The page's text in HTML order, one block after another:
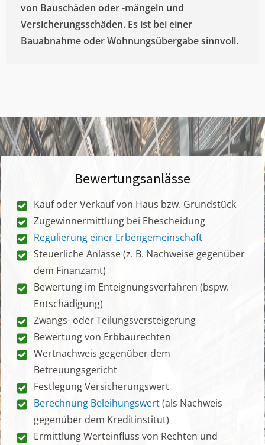
von Bauschäden oder -mängeln und
Versicherungsschäden. Es ist bei einer
Bauabnahme oder Wohnungsübergabe sinnvoll.
Bewertungsanlässe
Kauf oder Verkauf von Haus bzw. Grundstück
Zugewinnermittlung bei Ehescheidung
Regulierung einer Erbengemeinschaft
Steuerliche Anlässe (z. B. Nachweise gegenüber
dem Finanzamt)
Bewertung im Enteignungsverfahren (bspw.
Entschädigung)
Zwangs- oder Teilungsversteigerung
Bewertung von Erbbaurechten
Wertnachweis gegenüber dem
Betreuungsgericht
Festlegung Versicherungswert
Berechnung Beleihungswert(als Nachweis
gegenüber dem Kreditinstitut)
Ermittlung Werteinfluss von Rechten und